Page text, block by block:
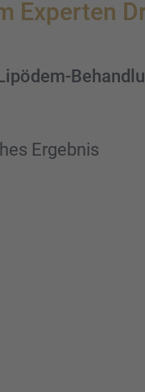
Exper­ten
Ergeb­nis